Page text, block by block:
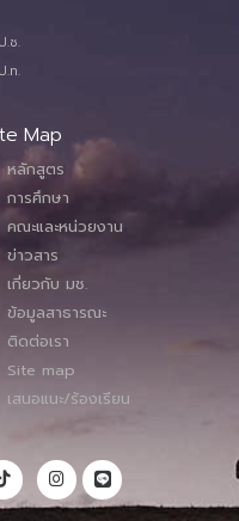
.ช.
.ท.
Map
หลักสูตร
การศึกษา
คณะและหน่วยงาน
ข่าวสาร
เกี่ยวกับ มช.
ข้อมูลสาธารณะ
ติดต่อเรา
Site map
เสนอแนะ/ร้องเรียน